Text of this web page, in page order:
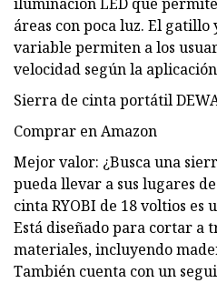
áreas con poca luz. El
variable permiten a los
velocidad según la
Sierra de cinta portátil
Comprar en Amazon
Mejor valor: ¿Busca una
pueda llevar a sus lugares
cinta RYOBI de 18 voltios es
Está diseñado para cortar a
materiales, incluyendo
También cuenta con un